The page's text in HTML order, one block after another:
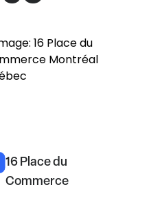
16 Place du
Commerce